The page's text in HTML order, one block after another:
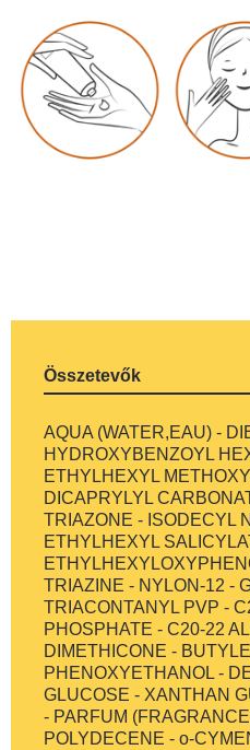
Összetevők
AQUA (WATER,EAU) -
HYDROXYBENZOYL
ETHYLHEXYL
DICAPRYLYL
TRIAZONE - ISODECYL
ETHYLHEXYL
TRIAZINE - NYLON-12 -
TRIACONTANYL PVP -
PHOSPHATE - C20-22
DIMETHICONE -
PHENOXYETHANOL -
GLUCOSE - XANTHAN
- PARFUM
POLYDECENE - o-